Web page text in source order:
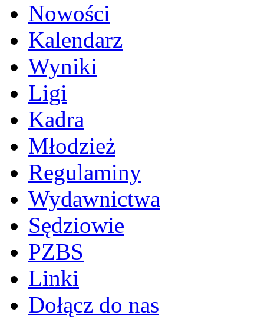
Nowości
Kalendarz
Wyniki
Ligi
Kadra
Młodzież
Regulaminy
Wydawnictwa
Sędziowie
PZBS
Linki
Dołącz do nas